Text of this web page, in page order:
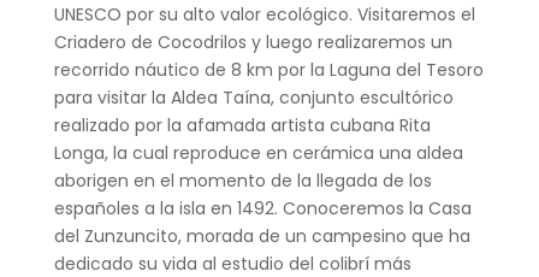
UNESCO por su alto valor ecológico. Visitaremos el
Criadero de Cocodrilos y luego realizaremos un
recorrido náutico de 8 km por la Laguna del Tesoro
para visitar la Aldea Taína, conjunto escultórico
realizado por la afamada artista cubana Rita
Longa, la cual reproduce en cerámica una aldea
aborigen en el momento de la llegada de los
españoles a la isla en 1492. Conoceremos la Casa
del Zunzuncito, morada de un campesino que ha
dedicado su vida al estudio del colibrí más